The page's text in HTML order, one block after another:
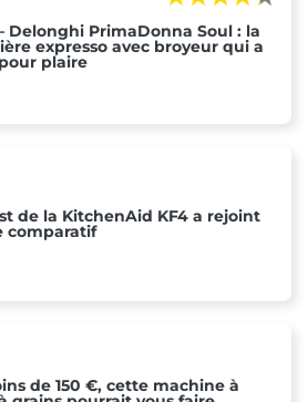
Delonghi PrimaDonna Soul : la
expresso avec broyeur qui a
plaire
de la KitchenAid KF4 a rejoint
comparatif
de 150 €, cette machine à